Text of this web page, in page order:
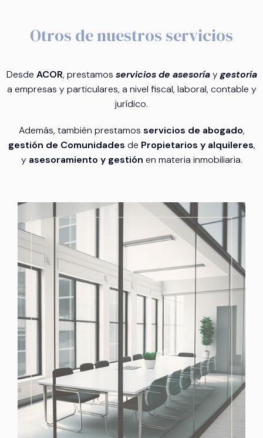
Otros de nuestros servicios
Desde ACOR, prestamos servicios de asesoríaygestoría
a empresas y particulares, a nivel fiscal, laboral, contable y
jurídico.
Además, también prestamos servicios de abogado,
gestión de Comunidades de Propietarios y alquileres,
y asesoramiento y gestión en materia inmobiliaria.